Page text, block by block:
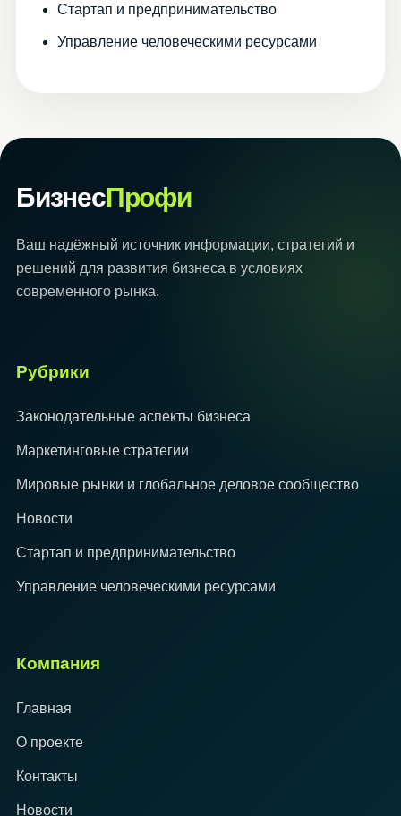
Стартап и предпринимательство
Управление человеческими ресурсами
БизнесПрофи
Ваш надёжный источник информации, стратегий и
решений для развития бизнеса в условиях
современного рынка.
Рубрики
Законодательные аспекты бизнеса
Маркетинговые стратегии
Мировые рынки и глобальное деловое сообщество
Новости
Стартап и предпринимательство
Управление человеческими ресурсами
Компания
Главная
О проекте
Контакты
Новости